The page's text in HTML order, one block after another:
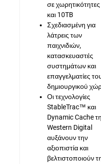
σε
και 10TB
Σχεδιασμένη για
λάτρεις των
παιχνιδιών,
κατασκευαστές
συστημάτων και
επαγγελματίες
δημιουργικού
Οι τεχνολογίες
StableTrac™ και
Dynamic Cache
Western Digital
αυξάνουν την
αξιοπιστία και
βελτιστοποιούν